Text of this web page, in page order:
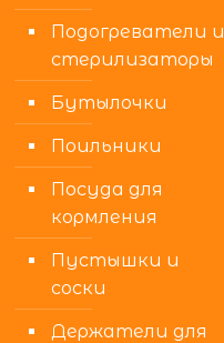
Подогреватели и
стерилизаторы
Бутылочки
Поильники
Посуда для
кормления
Пустышки и
соски
Держатели для